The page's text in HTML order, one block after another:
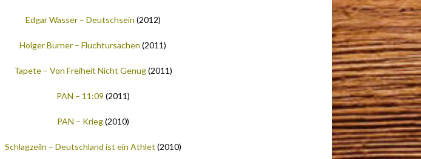
Edgar Wasser – Deutschsein (2012)
Holger Burner – Fluchtursachen (2011)
Tapete – Von Freiheit Nicht Genug(2011)
PAN – 11:09 (2011)
PAN – Krieg(2010)
Schlagzeiln – Deutschland ist ein Athlet (2010)